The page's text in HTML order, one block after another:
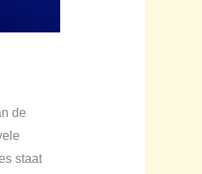
de
staat